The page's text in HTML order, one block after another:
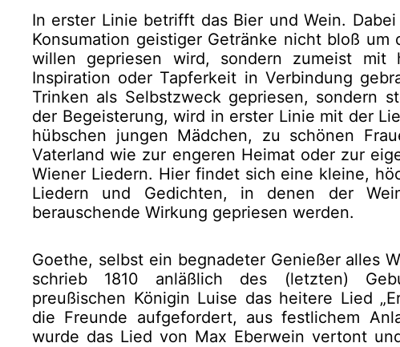
In erster Linie betrifft das Bier und Wein.
Konsumation geistiger Getränke nicht bloß um
willen gepriesen wird, sondern zumeist mit
Inspiration oder Tapferkeit in Verbindung
Trinken als Selbstzweck gepriesen, sondern
der Begeisterung, wird in erster Linie mit der
hübschen jungen Mädchen, zu schönen
Vaterland wie zur engeren Heimat oder zur
Wiener Liedern. Hier findet sich eine kleine,
Liedern und Gedichten, in denen der
berauschende Wirkung gepriesen werden.
Goethe, selbst ein begnadeter Genießer alles
schrieb 1810 anläßlich des (letzten)
preußischen Königin Luise das heitere Lied
die Freunde aufgefordert, aus festlichem
wurde das Lied von Max Eberwein vertont